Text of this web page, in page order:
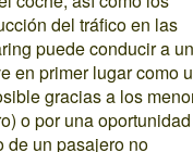
del tráfico en las
puede conducir a un
en primer lugar como
gracias a los
o por una
de un pasajero no